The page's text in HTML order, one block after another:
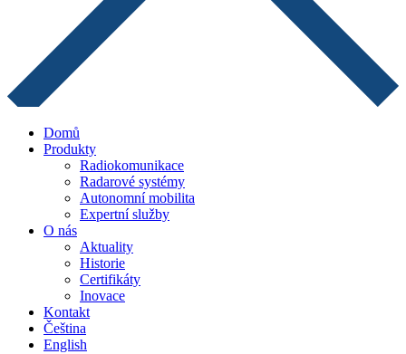
Domů
Produkty
Radiokomunikace
Radarové systémy
Autonomní mobilita
Expertní služby
O nás
Aktuality
Historie
Certifikáty
Inovace
Kontakt
Čeština
English